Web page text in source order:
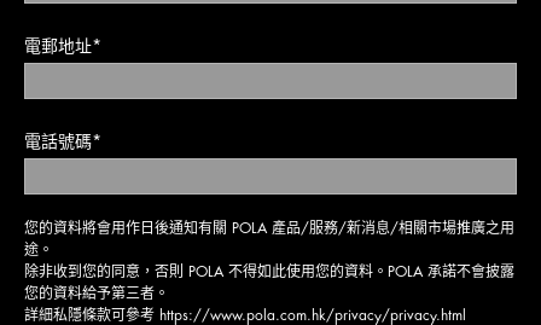
電郵地址*
電話號碼*
您的資料將會用作日後通知有關 POLA 產品/服務/新消息/相關市場推廣之用
途。
除非收到您的同意，否則 POLA 不得如此使用您的資料。POLA 承諾不會披露
您的資料給予第三者。
詳細私隱條款可參考 https://www.pola.com.hk/privacy/privacy.html